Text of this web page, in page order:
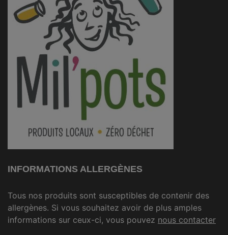
INFORMATIONS ALLERGÈNES
Tous nos produits sont susceptibles de contenir des
allergènes. Si vous souhaitez avoir de plus amples
informations sur ceux-ci, vous pouvez nous contacter